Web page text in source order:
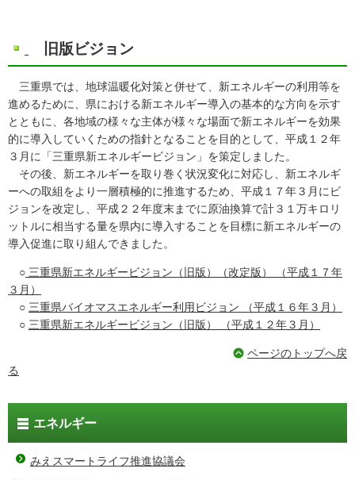
旧版ビジョン
三重県では、地球温暖化対策と併せて、新エネルギーの利用等を
進めるために、県における新エネルギー導入の基本的な方向を示す
とともに、各地域の様々な主体が様々な場面で新エネルギーを効果
的に導入していくための指針となることを目的として、平成１２年
３月に「三重県新エネルギービジョン」を策定しました。
その後、新エネルギーを取り巻く状況変化に対応し、新エネルギ
ーへの取組をより一層積極的に推進するため、平成１７年３月にビ
ジョンを改定し、平成２２年度末までに原油換算で計３１万キロリ
ットルに相当する量を県内に導入することを目標に新エネルギーの
導入促進に取り組んできました。
○ 三重県新エネルギービジョン（旧版）（改定版） （平成１７年
３月）
○ 三重県バイオマスエネルギー利用ビジョン （平成１６年３月）
○ 三重県新エネルギービジョン（旧版） （平成１２年３月）
ページのトップへ戻
る
エネルギー
みえスマートライフ推進協議会